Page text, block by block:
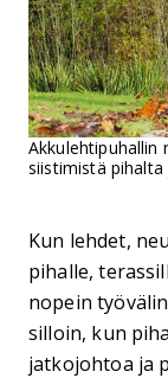
Akkulehtipuhallin
siistimistä pihalta
Kun lehdet,
pihalle,
nopein
silloin, kun
jatkojohtoa ja